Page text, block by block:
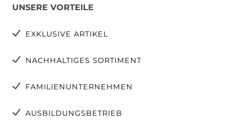
UNSERE VORTEILE
EXKLUSIVE ARTIKEL
NACHHALTIGES SORTIMENT
FAMILIENUNTERNEHMEN
AUSBILDUNGSBETRIEB